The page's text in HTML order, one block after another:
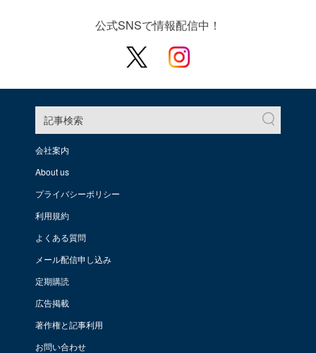
公式SNSで情報配信中！
記事検索
会社案内
About us
プライバシーポリシー
利用規約
よくある質問
メール配信申し込み
定期購読
広告掲載
著作権と記事利用
お問い合わせ